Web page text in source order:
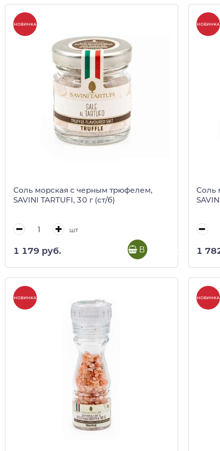
НОВИНКА
Соль морская c черным трюфелем,
SAVINI TARTUFI, 30 г (ст/б)
шт
1 179 руб. В корзину
НОВИНКА
Соль
1
НОВИНКА НОВИНКА